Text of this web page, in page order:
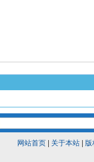
网站首页| 关于本站| 版